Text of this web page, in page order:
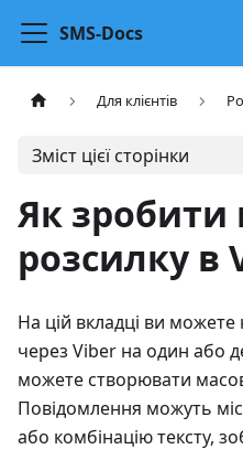
SMS-Docs
Для клієнтів
Зміст цієї сторінки
Як зробити
розсилку в
На цій вкладці ви
через Viber на один або
можете створювати
Повідомлення можуть
або комбінацію тексту,